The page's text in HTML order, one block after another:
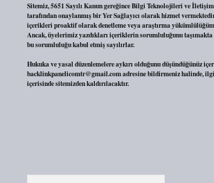
Sitemiz, 5651 Sayılı Kanun gereğince Bilgi Teknolojileri ve
tarafından onaylanmış bir Yer Sağlayıcı olarak hizmet
içerikleri proaktif olarak denetleme veya araştırma
Ancak, üyelerimiz yazdıkları içeriklerin sorumluluğunu
bu sorumluluğu kabul etmiş sayılırlar.
Hukuka ve yasal düzenlemelere aykırı olduğunu düşündüğünüz
backlinkpanelicomtr@gmail.comadresine bildirmeniz halinde,
içerisinde sitemizden kaldırılacaktır.